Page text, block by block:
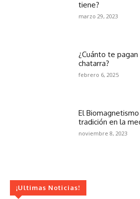
tiene?
marzo 29, 2023
¿Cuánto te
chatarra?
febrero 6, 2025
El
tradición en la
noviembre 8, 2023
¡Ultimas Noticias!